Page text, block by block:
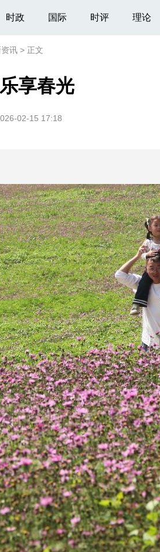
时政 国际 时评 理论
讯 > 正文
享春光
02-15 17:18